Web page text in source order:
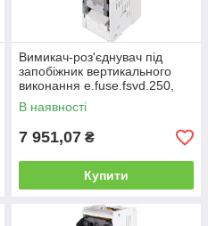
Вимикач-роз'єднувач під
запобіжник вертикального
виконання e.fuse.fsvd.250,
габарит 1, 3 полюса, 250А
В наявності
7 951,07 ₴
Купити